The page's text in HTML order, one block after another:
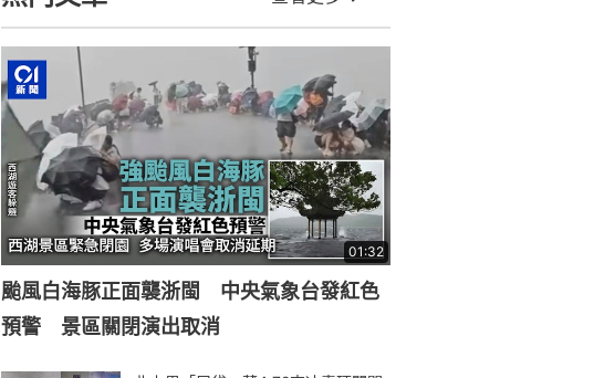
01:32
颱風白海豚正面襲浙閩 中央氣象台發紅色
預警 景區關閉演出取消